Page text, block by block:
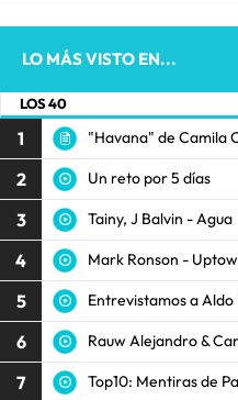
LO MÁS VISTO EN...
LOS 40
1 "Havana" de Camila
2 Un reto por 5 días
3 Tainy, J Balvin - Agua
4 Mark Ronson -
5 Entrevistamos a Aldo
6 Rauw Alejandro &
7 Top10: Mentiras de